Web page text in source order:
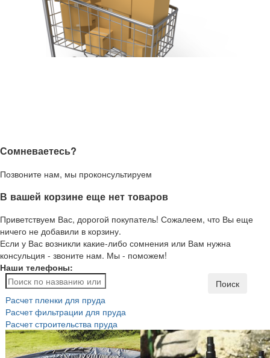
Сомневаетесь?
Позвоните нам, мы проконсультируем
В вашей корзине еще нет товаров
Приветствуем Вас, дорогой покупатель! Сожалеем, что Вы еще
ничего не добавили в корзину.
Если у Вас возникли какие-либо сомнения или Вам нужна
консульция - звоните нам. Мы - поможем!
Наши телефоны:
Поиск
Расчет пленки для пруда
Расчет фильтрации для пруда
Расчет строительства пруда